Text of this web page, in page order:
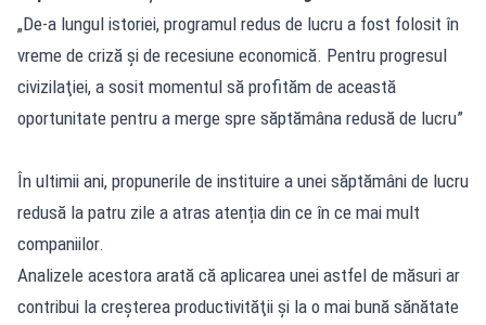
„De-a lungul istoriei, programul redus de lucru a fost folosit în
vreme de criză şi de recesiune economică. Pentru progresul
civizilaţiei, a sosit momentul să profităm de această
oportunitate pentru a merge spre săptămâna redusă de lucru”
În ultimii ani, propunerile de instituire a unei săptămâni de lucru
redusă la patru zile a atras atenția din ce în ce mai mult
companiilor.
Analizele acestora arată că aplicarea unei astfel de măsuri ar
contribui la creşterea productivităţii şi la o mai bună sănătate